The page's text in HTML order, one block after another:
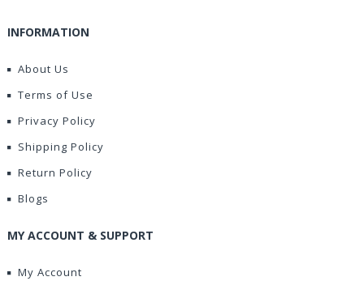
INFORMATION
About Us
Terms of Use
Privacy Policy
Shipping Policy
Return Policy
Blogs
MY ACCOUNT & SUPPORT
My Account